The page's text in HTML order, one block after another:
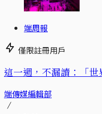
端周報
僅限註冊用戶
這一週，不漏讀：「
端傳媒編輯部